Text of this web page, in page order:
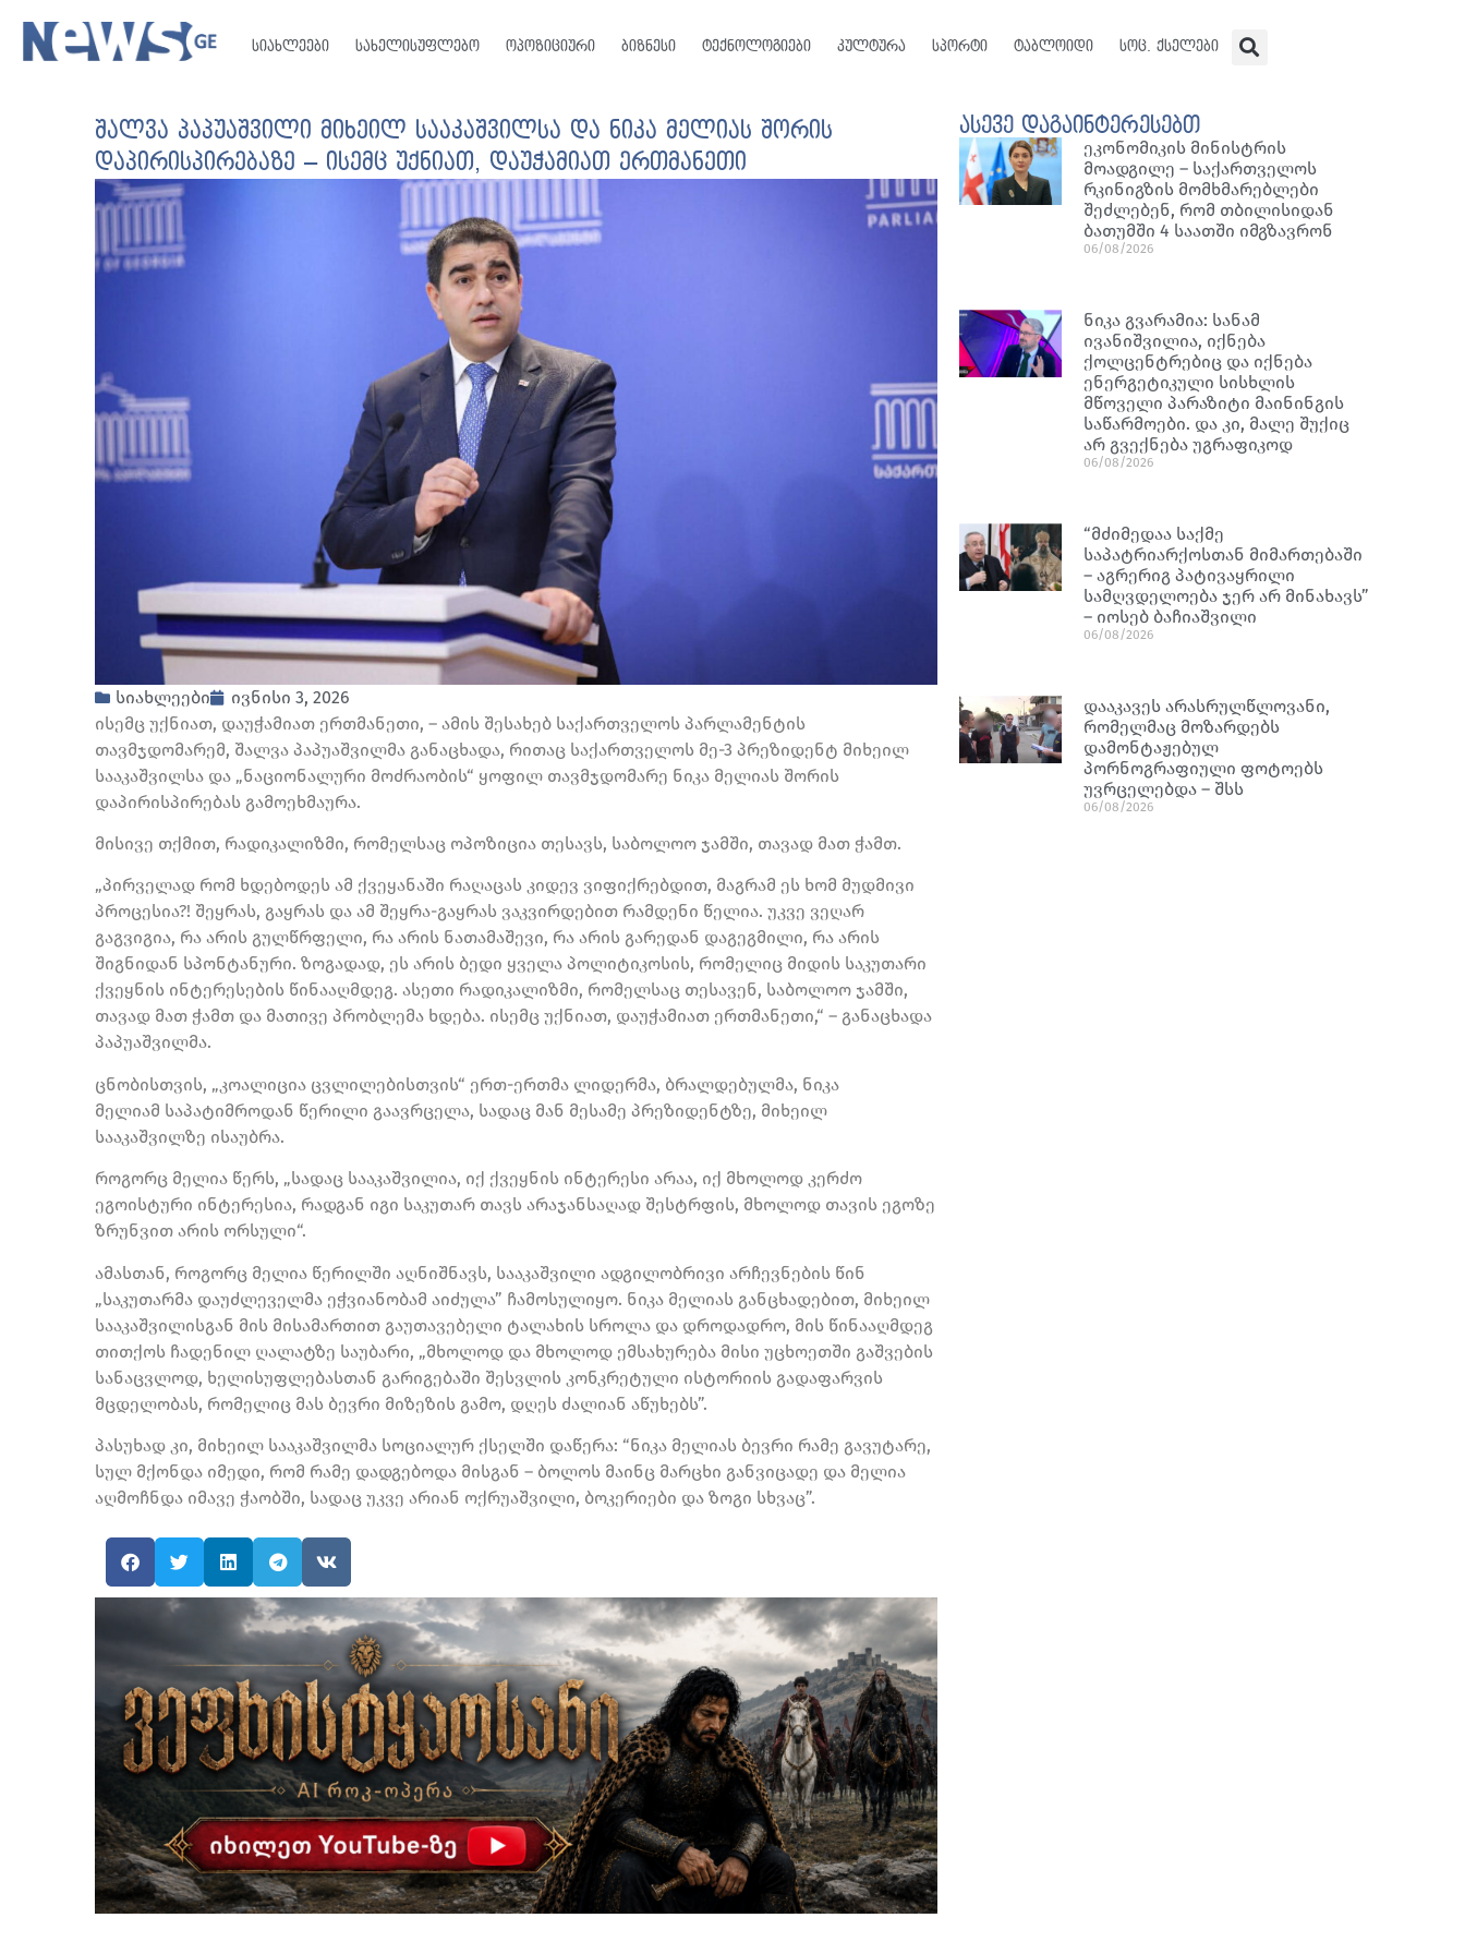
სიახლეები სახელისუფლებო ოპოზიციური ბიზნესი ტექნოლოგიები კულტურა სპორტი ტაბლოიდი სოც. ქსელები
შალვა პაპუაშვილი მიხეილ სააკაშვილსა და ნიკა მელიას შორის
დაპირისპირებაზე – ისემც უქნიათ, დაუჭამიათ ერთმანეთი
სიახლეები
ივნისი 3, 2026
ისემც უქნიათ, დაუჭამიათ ერთმანეთი, – ამის შესახებ საქართველოს პარლამენტის
თავმჯდომარემ, შალვა პაპუაშვილმა განაცხადა, რითაც საქართველოს მე-3 პრეზიდენტ მიხეილ
სააკაშვილსა და „ნაციონალური მოძრაობის“ ყოფილ თავმჯდომარე ნიკა მელიას შორის
დაპირისპირებას გამოეხმაურა.
მისივე თქმით, რადიკალიზმი, რომელსაც ოპოზიცია თესავს, საბოლოო ჯამში, თავად მათ ჭამთ.
„პირველად რომ ხდებოდეს ამ ქვეყანაში რაღაცას კიდევ ვიფიქრებდით, მაგრამ ეს ხომ მუდმივი
პროცესია?! შეყრას, გაყრას და ამ შეყრა-გაყრას ვაკვირდებით რამდენი წელია. უკვე ვეღარ
გაგვიგია, რა არის გულწრფელი, რა არის ნათამაშევი, რა არის გარედან დაგეგმილი, რა არის
შიგნიდან სპონტანური. ზოგადად, ეს არის ბედი ყველა პოლიტიკოსის, რომელიც მიდის საკუთარი
ქვეყნის ინტერესების წინააღმდეგ. ასეთი რადიკალიზმი, რომელსაც თესავენ, საბოლოო ჯამში,
თავად მათ ჭამთ და მათივე პრობლემა ხდება. ისემც უქნიათ, დაუჭამიათ ერთმანეთი,“ – განაცხადა
პაპუაშვილმა.
ცნობისთვის, „კოალიცია ცვლილებისთვის“ ერთ-ერთმა ლიდერმა, ბრალდებულმა, ნიკა
მელიამ საპატიმროდან წერილი გაავრცელა, სადაც მან მესამე პრეზიდენტზე, მიხეილ
სააკაშვილზე ისაუბრა.
როგორც მელია წერს, „სადაც სააკაშვილია, იქ ქვეყნის ინტერესი არაა, იქ მხოლოდ კერძო
ეგოისტური ინტერესია, რადგან იგი საკუთარ თავს არაჯანსაღად შესტრფის, მხოლოდ თავის ეგოზე
ზრუნვით არის ორსული“.
ამასთან, როგორც მელია წერილში აღნიშნავს, სააკაშვილი ადგილობრივი არჩევნების წინ
„საკუთარმა დაუძლეველმა ეჭვიანობამ აიძულა” ჩამოსულიყო. ნიკა მელიას განცხადებით, მიხეილ
სააკაშვილისგან მის მისამართით გაუთავებელი ტალახის სროლა და დროდადრო, მის წინააღმდეგ
თითქოს ჩადენილ ღალატზე საუბარი, „მხოლოდ და მხოლოდ ემსახურება მისი უცხოეთში გაშვების
სანაცვლოდ, ხელისუფლებასთან გარიგებაში შესვლის კონკრეტული ისტორიის გადაფარვის
მცდელობას, რომელიც მას ბევრი მიზეზის გამო, დღეს ძალიან აწუხებს”.
პასუხად კი, მიხეილ სააკაშვილმა სოციალურ ქსელში დაწერა: “ნიკა მელიას ბევრი რამე გავუტარე,
სულ მქონდა იმედი, რომ რამე დადგებოდა მისგან – ბოლოს მაინც მარცხი განვიცადე და მელია
აღმოჩნდა იმავე ჭაობში, სადაც უკვე არიან ოქრუაშვილი, ბოკერიები და ზოგი სხვაც”.
ასევე დაგაინტერესებთ
ეკონომიკის მინისტრის
მოადგილე – საქართველოს
რკინიგზის მომხმარებლები
შეძლებენ, რომ თბილისიდან
ბათუმში 4 საათში იმგზავრონ
06/08/2026
ნიკა გვარამია: სანამ
ივანიშვილია, იქნება
ქოლცენტრებიც და იქნება
ენერგეტიკული სისხლის
მწოველი პარაზიტი მაინინგის
საწარმოები. და კი, მალე შუქიც
არ გვექნება უგრაფიკოდ
06/08/2026
“მძიმედაა საქმე
საპატრიარქოსთან მიმართებაში
– აგრერიგ პატივაყრილი
სამღვდელოება ჯერ არ მინახავს”
– იოსებ ბაჩიაშვილი
06/08/2026
დააკავეს არასრულწლოვანი,
რომელმაც მოზარდებს
დამონტაჟებულ
პორნოგრაფიული ფოტოებს
უვრცელებდა – შსს
06/08/2026